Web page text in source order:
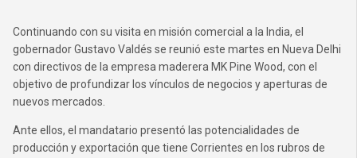
Continuando con su visita en misión comercial a la India, el
gobernador Gustavo Valdés se reunió este martes en Nueva Delhi
con directivos de la empresa maderera MK Pine Wood, con el
objetivo de profundizar los vínculos de negocios y aperturas de
nuevos mercados.
Ante ellos, el mandatario presentó las potencialidades de
producción y exportación que tiene Corrientes en los rubros de